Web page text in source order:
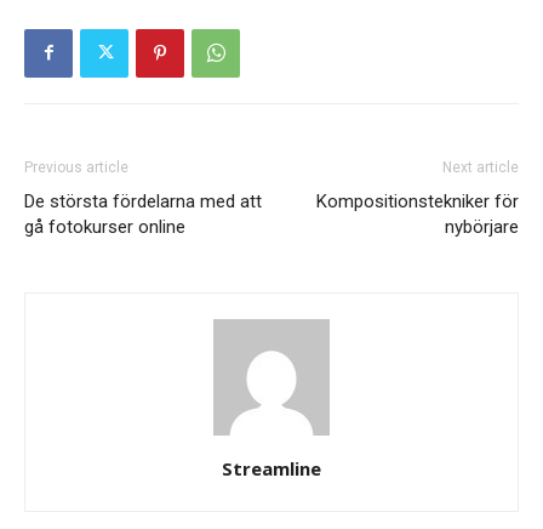
Previous article
De största fördelarna med att
gå fotokurser online
Next article
Kompositionstekniker för
nybörjare
Streamline